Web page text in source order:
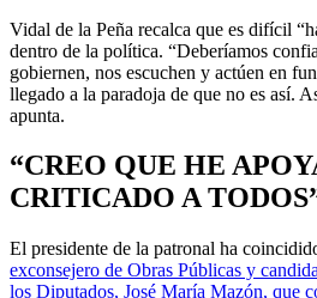
Vidal de la Peña recalca que es difícil
dentro de la política. “Deberíamos
gobiernen, nos escuchen y actúen en
llegado a la paradoja de que no es así.
apunta.
“CREO QUE HE
CRITICADO A
El presidente de la patronal ha
exconsejero de Obras Públicas y
los Diputados, José María Mazón, que